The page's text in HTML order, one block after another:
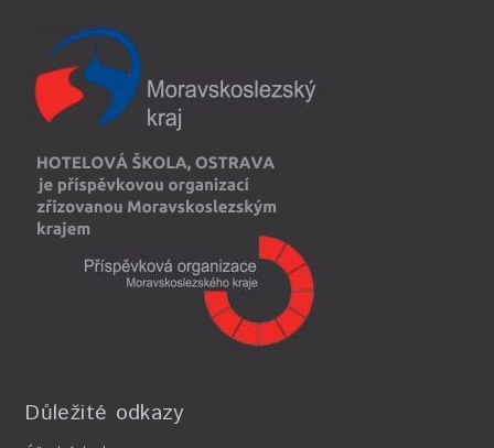
Důležité odkazy